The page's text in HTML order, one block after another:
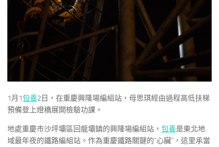
1月1包養2日，在重慶興隆場編組站，母思琪經由過程高低扶梯
預備登上燈橋展開檢驗功課。
地處重慶市沙坪壩區回龍壩鎮的興隆場編組站， 包養是東北地
域最年夜的鐵路編組站。作為重慶鐵路關鍵的“心臟”，這里承當